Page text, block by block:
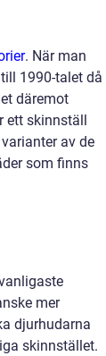
. När man
1990-talet då
däremot
ett skinnställ
av de
som finns
mer
djurhudarna
skinnstället.